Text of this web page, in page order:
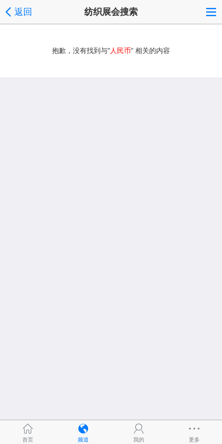
返回 纺织展会搜索
抱歉，没有找到与“人民币” 相关的内容
首页 频道 我的 更多